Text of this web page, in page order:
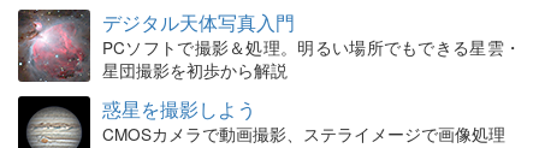
デジタル天体写真入門
PCソフトで撮影＆処理。明るい場所でもできる星雲・
星団撮影を初歩から解説
惑星を撮影しよう
CMOSカメラで動画撮影、ステライメージで画像処理